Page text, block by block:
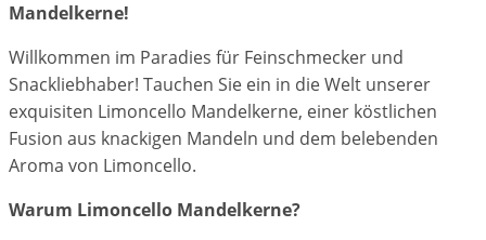
Mandelkerne!
Willkommen im Paradies für Feinschmecker und
Snackliebhaber! Tauchen Sie ein in die Welt unserer
exquisiten Limoncello Mandelkerne, einer köstlichen
Fusion aus knackigen Mandeln und dem belebenden
Aroma von Limoncello.
Warum Limoncello Mandelkerne?